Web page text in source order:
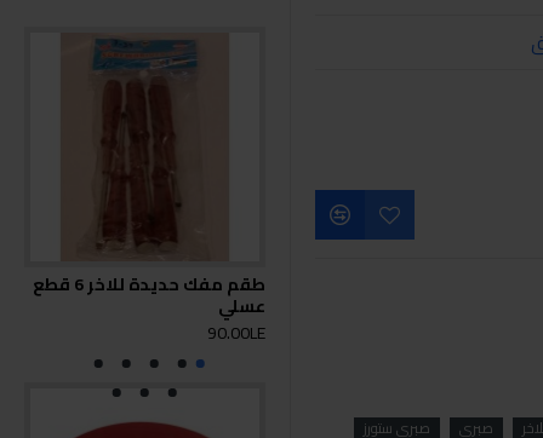
صبري صبري ستورز
طقم مفك حديدة للاخر 6 قطع
عسلي
90.00LE